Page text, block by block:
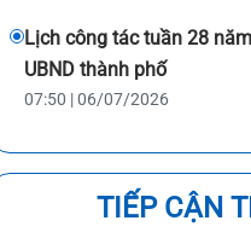
Lịch công tác tuần 28
UBND thành phố
07:50 | 06/07/2026
TIẾP CẬN